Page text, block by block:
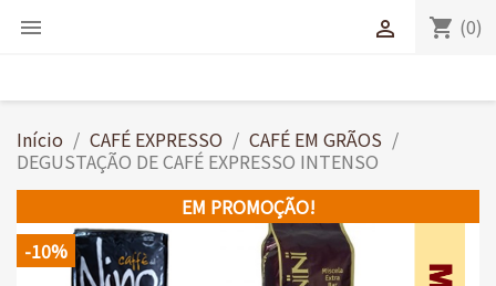
 shopping_cart (0)

Início CAFÉ EXPRESSO
CAFÉ EM GRÃOS
DEGUSTAÇÃO DE CAFÉ EXPRESSO INTENSO
EM PROMOÇÃO!
-10%